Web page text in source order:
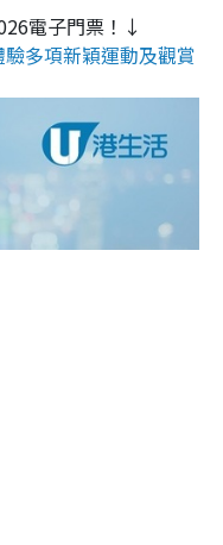
電子門票！↓
多項新穎運動及觀賞